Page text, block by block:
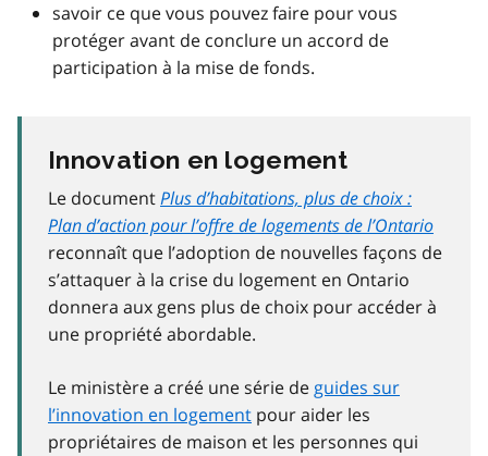
savoir ce que vous pouvez faire pour vous
protéger avant de conclure un accord de
participation à la mise de fonds.
Innovation en logement
Le documentPlus d’habitations, plus de choix :
Plan d’action pour l’offre de logements de l’Ontario
reconnaît que l’adoption de nouvelles façons de
s’attaquer à la crise du logement en Ontario
donnera aux gens plus de choix pour accéder à
une propriété abordable.
Le ministère a créé une série de guides sur
l’innovation en logement pour aider les
propriétaires de maison et les personnes qui